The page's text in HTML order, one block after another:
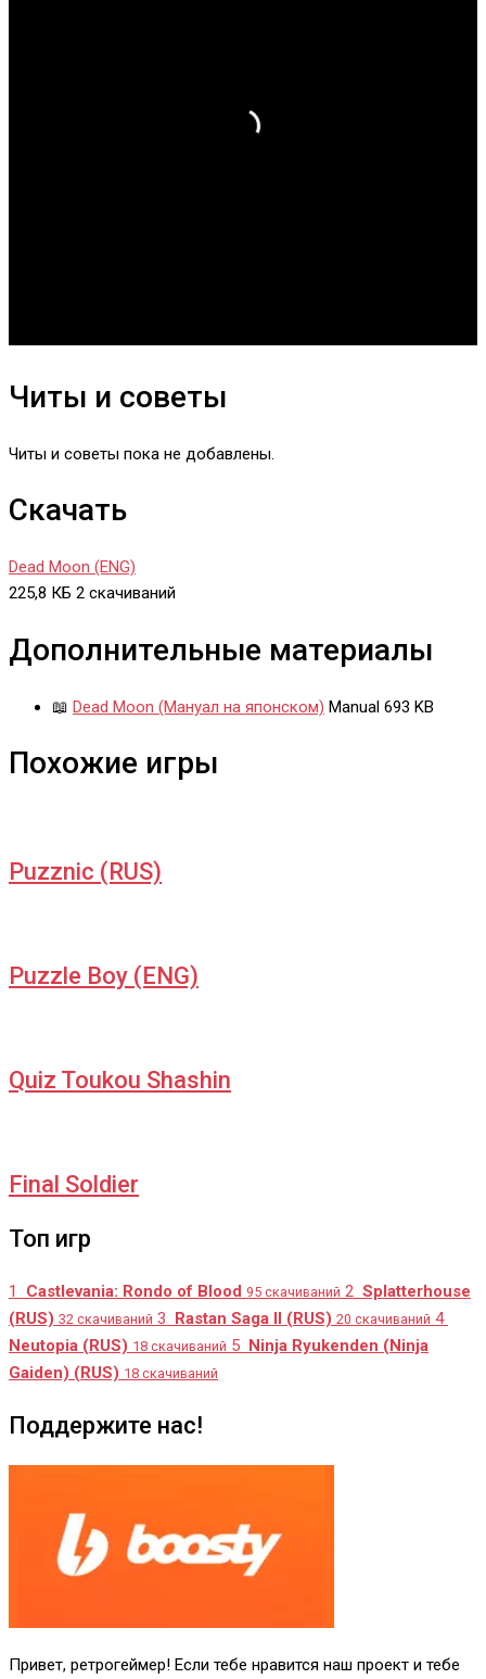
Читы и советы
Читы и советы пока не добавлены.
Скачать
Dead Moon (ENG)
225,8 КБ 2 скачиваний
Дополнительные материалы
📖 Dead Moon (Мануал на японском) Manual 693 KB
Похожие игры
Puzznic (RUS)
Puzzle Boy (ENG)
Quiz Toukou Shashin
Final Soldier
Топ игр
1 Castlevania: Rondo of Blood 95 скачиваний 2 Splatterhouse
(RUS) 32 скачиваний 3 Rastan Saga II (RUS) 20 скачиваний 4
Neutopia (RUS) 18 скачиваний 5 Ninja Ryukenden (Ninja
Gaiden) (RUS) 18 скачиваний
Поддержите нас!
Привет, ретрогеймер! Если тебе нравится наш проект и тебе